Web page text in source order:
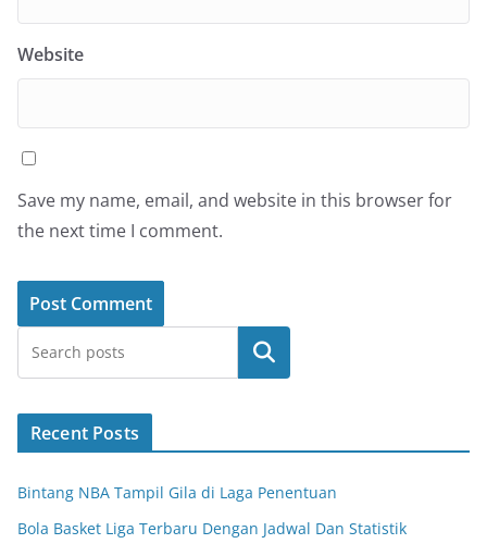
Website
Save my name, email, and website in this browser for
the next time I comment.
Search
Recent Posts
Bintang NBA Tampil Gila di Laga Penentuan
Bola Basket Liga Terbaru Dengan Jadwal Dan Statistik